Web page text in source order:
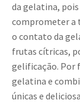
da gelatina,
comprometer a
o contato da
frutas cítricas,
gelificação. Por
gelatina e
únicas e